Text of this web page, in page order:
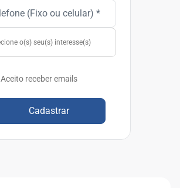
Aceito receber emails
Cadastrar